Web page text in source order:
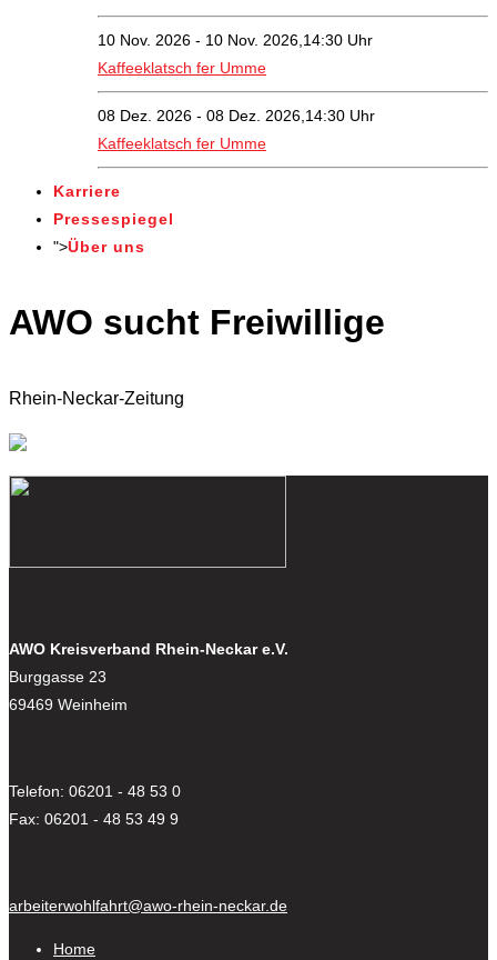
10 Nov. 2026 - 10 Nov. 2026,14:30 Uhr
Kaffeeklatsch fer Umme
08 Dez. 2026 - 08 Dez. 2026,14:30 Uhr
Kaffeeklatsch fer Umme
Karriere
Pressespiegel
">Über uns
AWO sucht Freiwillige
Rhein-Neckar-Zeitung
AWO Kreisverband Rhein-Neckar e.V.
Burggasse 23
69469 Weinheim
Telefon: 06201 - 48 53 0
Fax: 06201 - 48 53 49 9
arbeiterwohlfahrt@awo-rhein-neckar.de
Home